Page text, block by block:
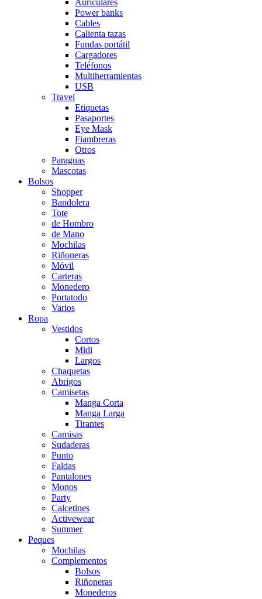
Power banks
Cables
Calienta tazas
Fundas portátil
Cargadores
Teléfonos
Multiherramientas
USB
Travel
Etiquetas
Pasaportes
Eye Mask
Fiambreras
Otros
Paraguas
Mascotas
Bolsos
Shopper
Bandolera
Tote
de Hombro
de Mano
Mochilas
Riñoneras
Móvil
Carteras
Monedero
Portatodo
Varios
Ropa
Vestidos
Cortos
Midi
Largos
Chaquetas
Abrigos
Camisetas
Manga Corta
Manga Larga
Tirantes
Camisas
Sudaderas
Punto
Faldas
Pantalones
Monos
Party
Calcetines
Activewear
Summer
Peques
Mochilas
Complementos
Bolsos
Riñoneras
Monederos